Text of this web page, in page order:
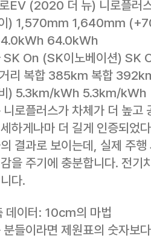
EV (2020 더 뉴) 니로플
이) 1,570mm 1,640mm
64.0kWh
SK On (SK이노베이션) SK
거리 복합 385km 복합
) 5.3km/kWh 5.3km/kWh
로플러스가 차체가 더 높고
하게나마 더 길게 인증되었
결과로 보이는데, 실제 주
을 주기에 충분합니다. 전
다.
데이터: 10cm의 마법
들이라면 제원표의 숫자보